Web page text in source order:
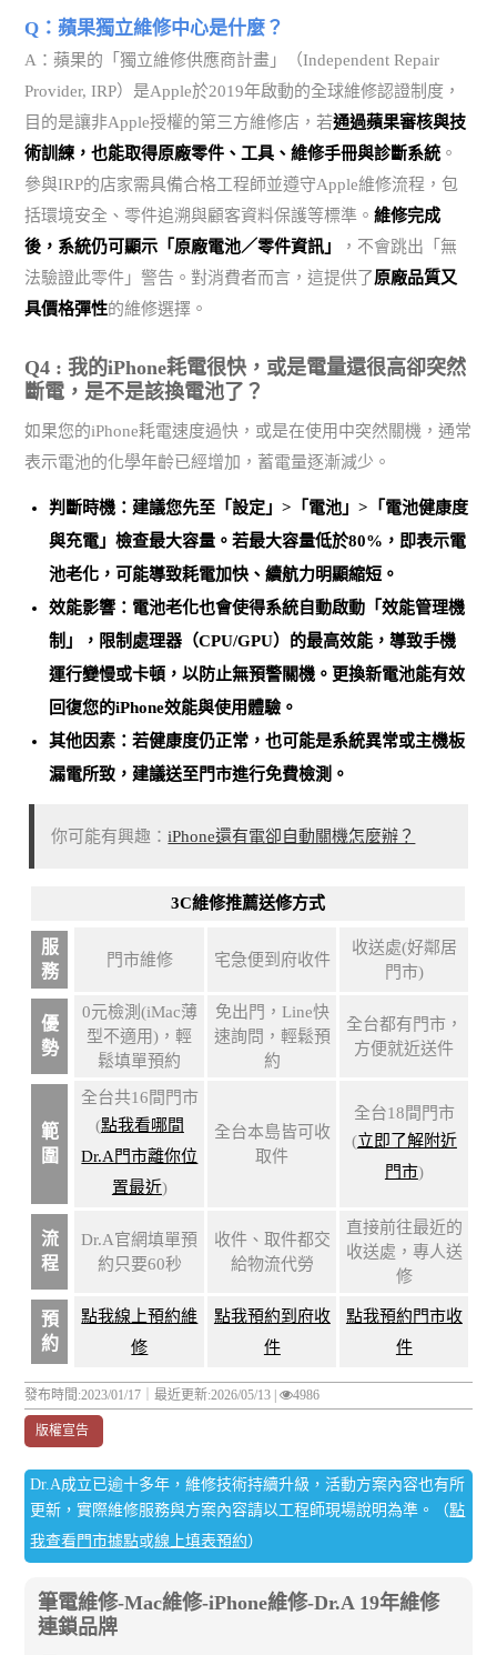
Q：蘋果獨立維修中心是什麼？
A：蘋果的「獨立維修供應商計畫」（Independent Repair
Provider, IRP）是Apple於2019年啟動的全球維修認證制度，
目的是讓非Apple授權的第三方維修店，若通過蘋果審核與技
術訓練，也能取得原廠零件、工具、維修手冊與診斷系統 。
參與IRP的店家需具備合格工程師並遵守Apple維修流程，包
括環境安全、零件追溯與顧客資料保護等標準。維修完成
後，系統仍可顯示「原廠電池／零件資訊」
，不會跳出「無
法驗證此零件」警告。對消費者而言，這提供了原廠品質又
具價格彈性的維修選擇。
Q4 : 我的iPhone耗電很快，或是電量還很高卻突然
斷電，是不是該換電池了？
如果您的iPhone耗電速度過快，或是在使用中突然關機，通常
表示電池的化學年齡已經增加，蓄電量逐漸減少。
判斷時機：建議您先至「設定」>「電池」>「電池健康度
與充電」檢查最大容量。若最大容量低於80%，即表示電
池老化 ，可能導致耗電加快、續航力明顯縮短。
效能影響：電池老化也會使得系統自動啟動「效能管理機
制」，限制處理器（CPU/GPU）的最高效能，導致手機
運行變慢或卡頓，以防止無預警關機。 更換新電池能有效
回復您的iPhone效能與使用體驗 。
其他因素：若健康度仍正常，也可能是系統異常或主機板
漏電所致 ，建議送至門市進行免費檢測。
你可能有興趣：iPhone還有電卻自動關機怎麼辦？
3C維修推薦送修方式
服
務
門市維修 宅急便到府收件
收送處(好鄰居
門市)
優
勢
0元檢測(iMac薄
型不適用)，輕
鬆填單預約
免出門，Line快
速詢問，輕鬆預
約
全台都有門市，
方便就近送件
範
圍
全台共16間門市
(點我看哪間
Dr.A門市離你位
置最近)
全台本島皆可收
取件
全台18間門市
(立即了解附近
門市)
流
程
Dr.A官網填單預
約只要60秒
收件、取件都交
給物流代勞
直接前往最近的
收送處，專人送
修
預
約
點我線上預約維
修
點我預約到府收
件
點我預約門市收
件
發布時間:2023/01/17｜最近更新:2026/05/13 | 4986
版權宣告
Dr.A成立已逾十多年，維修技術持續升級，活動方案內容也有所
更新，實際維修服務與方案內容請以工程師現場說明為準。（點
我查看門市據點或線上填表預約）
筆電維修-Mac維修-iPhone維修-Dr.A 19年維修
連鎖品牌